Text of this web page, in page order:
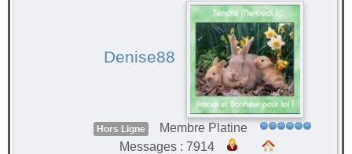
Denise88
Hors Ligne
Membre Platine
Messages : 7914